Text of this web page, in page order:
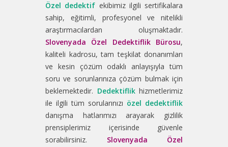
Özel dedektif ekibimiz ilgili sertifikalara
sahip, eğitimli, profesyonel ve nitelikli
araştırmacılardan oluşmaktadır.
Slovenyada Özel Dedektiflik Bürosu,
kaliteli kadrosu, tam teşkilat donanımları
ve kesin çözüm odaklı anlayışıyla tüm
soru ve sorunlarınıza çözüm bulmak için
beklemektedir. Dedektiflikhizmetlerimiz
ile ilgili tüm sorularınızı özel dedektiflik
danışma hatlarımızı arayarak gizlilik
prensiplerimiz içerisinde güvenle
sorabilirsiniz. Slovenyada Özel